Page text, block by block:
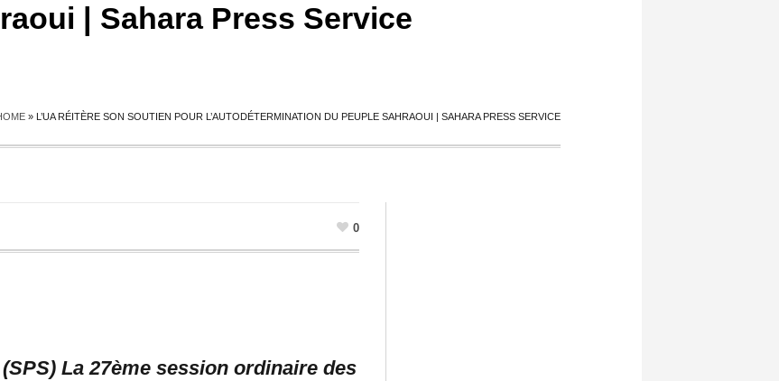
| Sahara Press Service
» L’UA RÉITÈRE SON SOUTIEN POUR L’AUTODÉTERMINATION DU PEUPLE SAHRAOUI | SAHARA PRESS SERVICE
0
La 27ème session ordinaire des